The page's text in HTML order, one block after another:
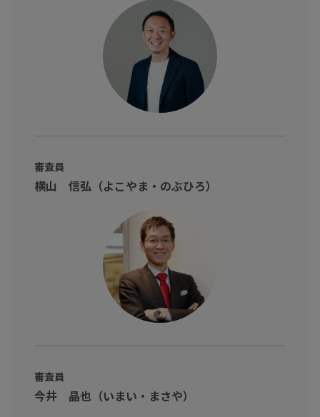
審査員
横山 信弘（よこやま・のぶひろ）
審査員
今井 晶也（いまい・まさや）